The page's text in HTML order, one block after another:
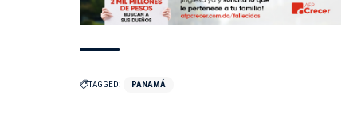
TAGGED: PANAMÁ